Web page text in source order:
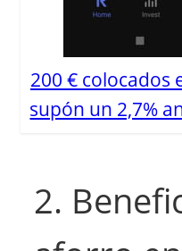
200 € colocados
supón un 2,7%
2.